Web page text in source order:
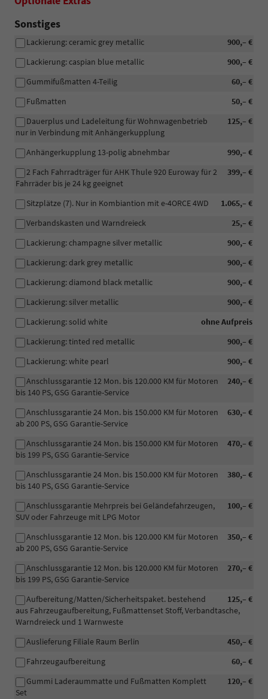
Sonstiges
900,– €
Lackierung: ceramic grey metallic
900,– €
Lackierung: caspian blue metallic
60,– €
Gummifußmatten 4-Teilig
50,– €
Fußmatten
125,– €
Dauerplus und Ladeleitung für Wohnwagenbetrieb
nur in Verbindung mit Anhängerkupplung
990,– €
Anhängerkupplung 13-polig abnehmbar
399,– €
2 Fach Fahrradträger für AHK Thule 920 Euroway für 2
Fahrräder bis je 24 kg geeignet
1.065,– €
Sitzplätze (7). Nur in Kombiantion mit e-4ORCE 4WD
25,– €
Verbandskasten und Warndreieck
900,– €
Lackierung: champagne silver metallic
900,– €
Lackierung: dark grey metallic
900,– €
Lackierung: diamond black metallic
900,– €
Lackierung: silver metallic
ohne Aufpreis
Lackierung: solid white
900,– €
Lackierung: tinted red metallic
900,– €
Lackierung: white pearl
240,– €
Anschlussgarantie 12 Mon. bis 120.000 KM für Motoren
bis 140 PS, GSG Garantie-Service
630,– €
Anschlussgarantie 24 Mon. bis 150.000 KM für Motoren
ab 200 PS, GSG Garantie-Service
470,– €
Anschlussgarantie 24 Mon. bis 150.000 KM für Motoren
bis 199 PS, GSG Garantie-Service
380,– €
Anschlussgarantie 24 Mon. bis 150.000 KM für Motoren
bis 140 PS, GSG Garantie-Service
100,– €
Anschlussgarantie Mehrpreis bei Geländefahrzeugen,
SUV oder Fahrzeuge mit LPG Motor
350,– €
Anschlussgarantie 12 Mon. bis 120.000 KM für Motoren
ab 200 PS, GSG Garantie-Service
270,– €
Anschlussgarantie 12 Mon. bis 120.000 KM für Motoren
bis 199 PS, GSG Garantie-Service
125,– €
Aufbereitung/Matten/Sicherheitspaket. bestehend
aus Fahrzeugaufbereitung, Fußmattenset Stoff, Verbandtasche,
Warndreieck und 1 Warnweste
450,– €
Auslieferung Filiale Raum Berlin
60,– €
Fahrzeugaufbereitung
120,– €
Gummi Laderaummatte und Fußmatten Komplett
Set